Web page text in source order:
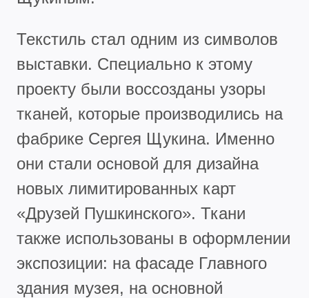
Текстиль стал одним из символов
выставки. Специально к этому
проекту были воссозданы узоры
тканей, которые производились на
фабрике Сергея Щукина. Именно
они стали основой для дизайна
новых лимитированных карт
«Друзей Пушкинского». Ткани
также использованы в оформлении
экспозиции: на фасаде Главного
здания музея, на основной